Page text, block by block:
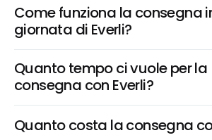
Come funziona la consegna
giornata di Everli?
Quanto tempo ci vuole per la
consegna con Everli?
Quanto costa la consegna